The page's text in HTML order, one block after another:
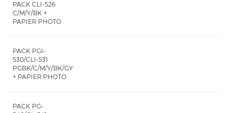
PACK CLI-526
C/M/Y/BK +
PAPIER PHOTO
PACK PGI-
530/CLI-531
PGBK/C/M/Y/BK/GY
+ PAPIER PHOTO
PACK PG-